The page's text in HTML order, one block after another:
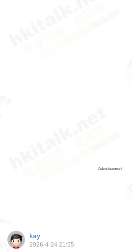
Advertisement
kay
2026-4-24 21:55